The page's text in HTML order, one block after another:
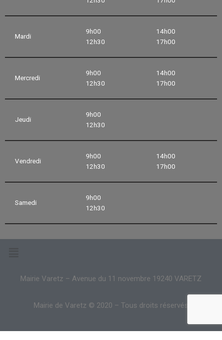
Mardi
9h00
12h30
14h00
17h00
Mercredi
9h00
12h30
14h00
17h00
Jeudi
9h00
12h30
Vendredi
9h00
12h30
14h00
17h00
Samedi
9h00
12h30
Mairie Varetz – Avenue du 11 novembre 19240 VARETZ
Mairie de Varetz © 2020 – Tous droits réservés